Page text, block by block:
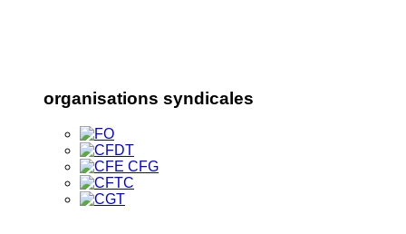
organisations syndicales